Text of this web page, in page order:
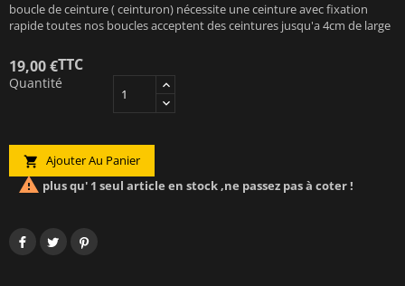
boucle de ceinture ( ceinturon) nécessite une ceinture avec fixation
rapide toutes nos boucles acceptent des ceintures jusqu'a 4cm de large
19,00 €TTC
Quantité
 Ajouter Au Panier
 plus qu' 1 seul article en stock ,ne passez pas à coter !